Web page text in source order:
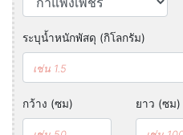
ระบุน้ำหนักพัสดุ (กิโลกรัม)
กว้าง (ซม) ยาว (ซม)